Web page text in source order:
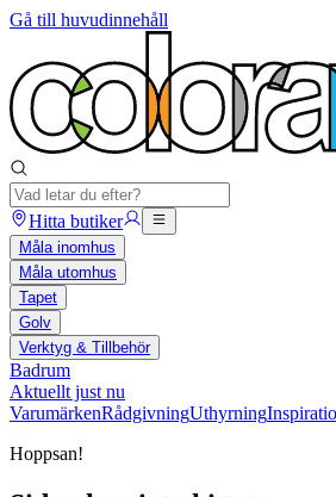
Gå till huvudinnehåll
Hitta butiker
Måla inomhus
Måla utomhus
Tapet
Golv
Verktyg & Tillbehör
Badrum
Aktuellt just nu
VarumärkenRådgivningUthyrning
Hoppsan!